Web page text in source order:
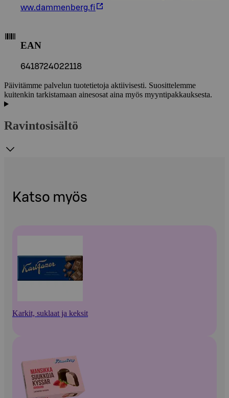
ww.dammenberg.fi
EAN
6418724022118
Päivitämme palvelun tuotetietoja aktiivisesti. Suosittelemme
kuitenkin tarkistamaan ainesosat aina myös myyntipakkauksesta.
Ravintosisältö
Katso myös
Karkit, suklaat ja keksit